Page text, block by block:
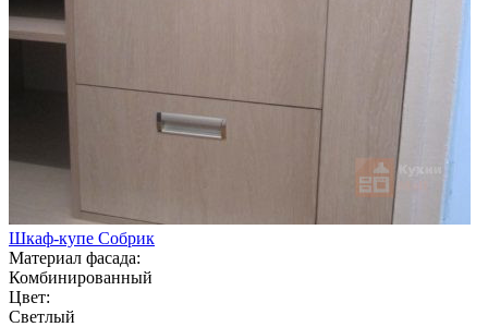
Шкаф-купе Собрик
Материал фасада:
Комбинированный
Цвет:
Светлый